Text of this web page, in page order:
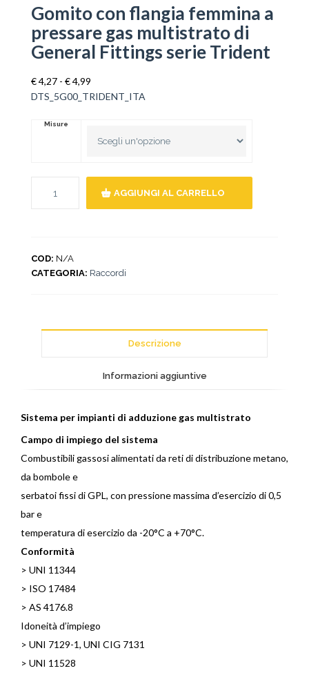
Gomito con flangia femmina a
pressare gas multistrato di
General Fittings serie Trident
€4,27 - €4,99
di
prezzo:
DTS_5G00_TRIDENT_ITA
Misure
AGGIUNGI AL CARRELLO
COD: N/A
CATEGORIA: Raccordi
Descrizione
Informazioni aggiuntive
Sistema per impianti di adduzione gas multistrato
Campo di impiego del sistema
Combustibili gassosi alimentati da reti di distribuzione metano,
da bombole e
serbatoi fissi di GPL, con pressione massima d’esercizio di 0,5
bar e
temperatura di esercizio da -20°C a +70°C.
Conformità
> UNI 11344
> ISO 17484
> AS 4176.8
Idoneità d’impiego
> UNI 7129-1, UNI CIG 7131
> UNI 11528